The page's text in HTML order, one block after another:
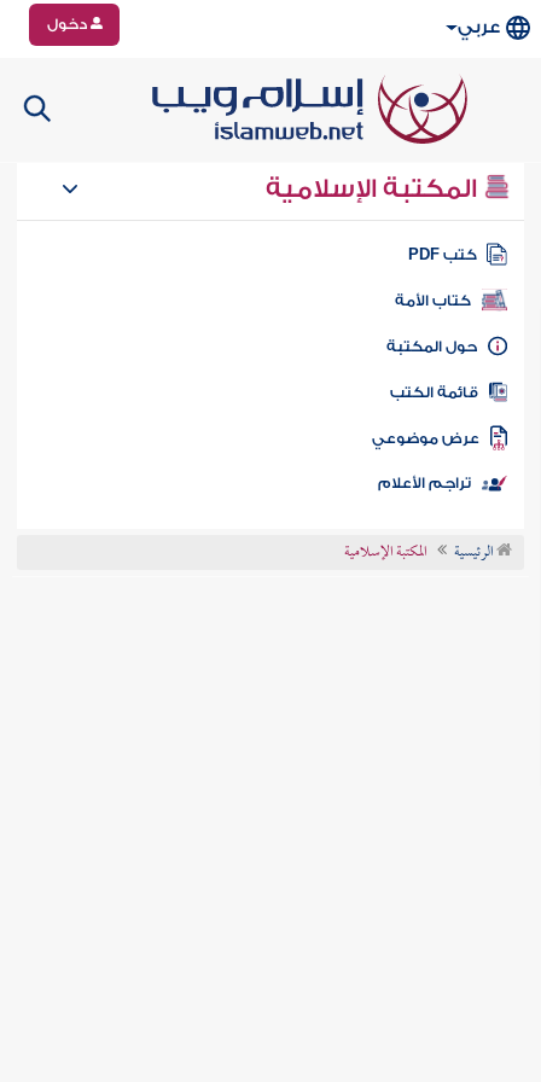
عربي دخول
المكتبة الإسلامية
كتب PDF
كتاب الأمة
المكتبة
الكتب
موضوعي
تراجم الأعلام
الرئيسية المكتبة الإسلامية